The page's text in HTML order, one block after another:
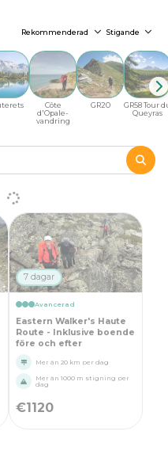
Rekommenderad Stigande
Côte
d'Opale-
vandring
GR20
GR58 Tour
Queyras
7 dagar
Avancerad
Eastern Walker's Haute
Route - Inklusive boende
före och efter
Mer än 20 km per dag
Mer än 1000 m stigning per
dag
€1120